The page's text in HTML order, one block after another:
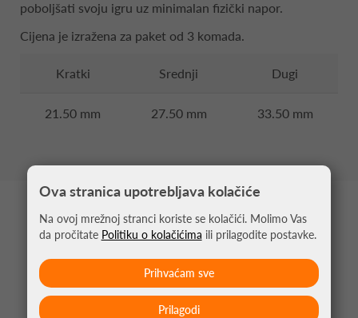
poboljšati svoju igru uz minimalan fizički napor.
Cijena je izražena za paket od 3 komada.
Kratki Srednji Dugi
21.50 mm 27.50 mm 33.50 mm
MOŽDA VAS ZANIMA
Ova stranica upotrebljava kolačiće
Na ovoj mrežnoj stranci koriste se kolačići. Molimo Vas
da pročitate Politiku o kolačićima ili prilagodite postavke.
Prilagodi
Prihvaćam sve